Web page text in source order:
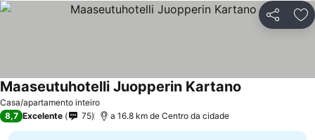
Partilhar
Casa/apartamento inteiro
Maaseutuhotelli Juopperin Kartano
8,7 Excelente 75 a 16.8 km de Centro da cidade